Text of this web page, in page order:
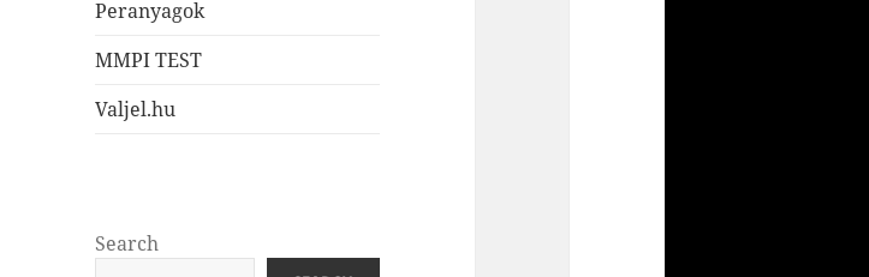
Peranyagok
MMPI TEST
Valjel.hu
Search